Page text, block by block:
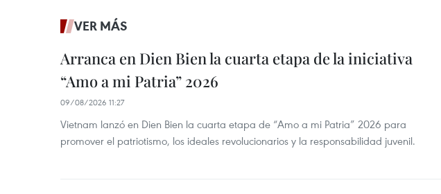
VER MÁS
Arranca en Dien Bien la cuarta etapa de la iniciativa
“Amo a mi Patria” 2026
09/08/2026 11:27
Vietnam lanzó en Dien Bien la cuarta etapa de “Amo a mi Patria” 2026 para
promover el patriotismo, los ideales revolucionarios y la responsabilidad juvenil.